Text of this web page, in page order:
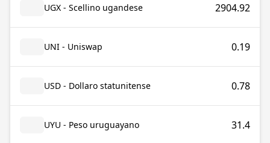
UGX - Scellino ugandese 2904.92
UNI - Uniswap 0.19
USD - Dollaro statunitense 0.78
UYU - Peso uruguayano 31.4